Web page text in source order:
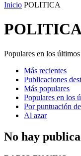
Inicio POLITICA
Populares en los
Más recientes
Publicaciones
Más populares
Populares en los
Por puntuación
Al azar
No hay